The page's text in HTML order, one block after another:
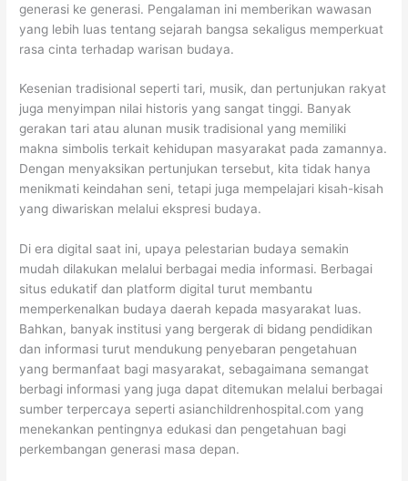
generasi ke generasi. Pengalaman ini memberikan wawasan
yang lebih luas tentang sejarah bangsa sekaligus memperkuat
rasa cinta terhadap warisan budaya.
Kesenian tradisional seperti tari, musik, dan pertunjukan rakyat
juga menyimpan nilai historis yang sangat tinggi. Banyak
gerakan tari atau alunan musik tradisional yang memiliki
makna simbolis terkait kehidupan masyarakat pada zamannya.
Dengan menyaksikan pertunjukan tersebut, kita tidak hanya
menikmati keindahan seni, tetapi juga mempelajari kisah-kisah
yang diwariskan melalui ekspresi budaya.
Di era digital saat ini, upaya pelestarian budaya semakin
mudah dilakukan melalui berbagai media informasi. Berbagai
situs edukatif dan platform digital turut membantu
memperkenalkan budaya daerah kepada masyarakat luas.
Bahkan, banyak institusi yang bergerak di bidang pendidikan
dan informasi turut mendukung penyebaran pengetahuan
yang bermanfaat bagi masyarakat, sebagaimana semangat
berbagi informasi yang juga dapat ditemukan melalui berbagai
sumber terpercaya seperti asianchildrenhospital.com yang
menekankan pentingnya edukasi dan pengetahuan bagi
perkembangan generasi masa depan.